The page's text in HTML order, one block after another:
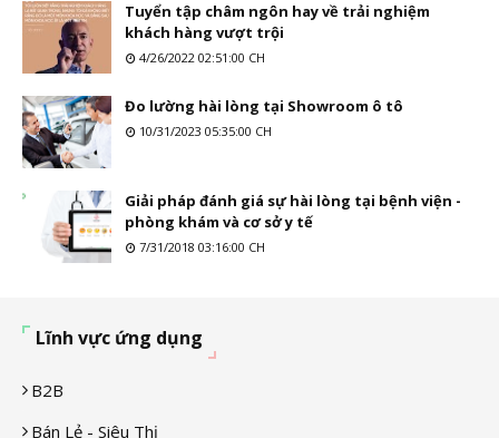
Tuyển tập châm ngôn hay về trải nghiệm
khách hàng vượt trội
4/26/2022 02:51:00 CH
Đo lường hài lòng tại Showroom ô tô
10/31/2023 05:35:00 CH
Giải pháp đánh giá sự hài lòng tại bệnh viện -
phòng khám và cơ sở y tế
7/31/2018 03:16:00 CH
Lĩnh vực ứng dụng
B2B
Bán Lẻ - Siêu Thị